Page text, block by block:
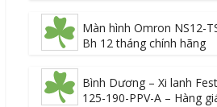
Màn hình Omron NS12-
Bh 12 tháng chính hãng
Bình Dương – Xi lanh
125-190-PPV-A – Hàng